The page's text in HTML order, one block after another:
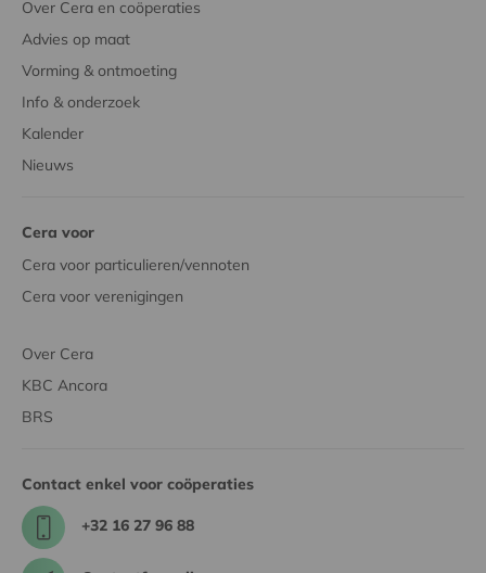
Over Cera en coöperaties
Advies op maat
Vorming & ontmoeting
Info & onderzoek
Kalender
Nieuws
Cera voor
Cera voor particulieren/vennoten
Cera voor verenigingen
Over Cera
KBC Ancora
BRS
Contact enkel voor coöperaties
+32 16 27 96 88